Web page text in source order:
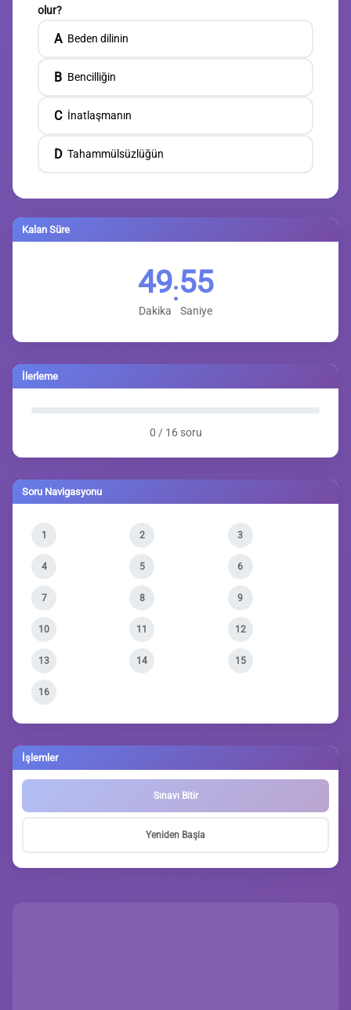
olur?
A Beden dilinin
B Bencilliğin
C İnatlaşmanın
D Tahammülsüzlüğün
Kalan Süre
49
Dakika
:54
Saniye
İlerleme
0 / 16 soru
Soru Navigasyonu
1 2 3
4 5 6
7 8 9
10 11 12
13 14 15
16
İşlemler
Sınavı Bitir
Yeniden Başla